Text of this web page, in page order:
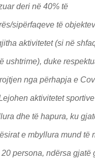
deri në 40% të
sipërfaqeve të
aktivitetet (si në
ushtrime), duke
nga përhapja e
aktivitetet
dhe të hapura, ku
e mbyllura mund të
persona, ndërsa gjatë